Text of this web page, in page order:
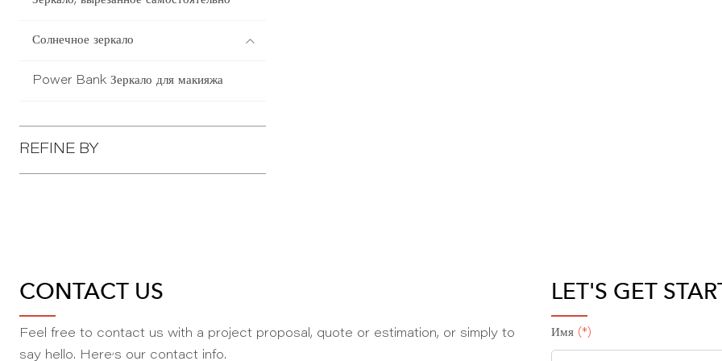
Солнечное зеркало
Power Bank Зеркало для макияжа
REFINE BY
CONTACT US
Feel free to contact us with a project proposal, quote or estimation, or simply to
say hello. Here,s our contact info.
LET'S GET
Имя (*)